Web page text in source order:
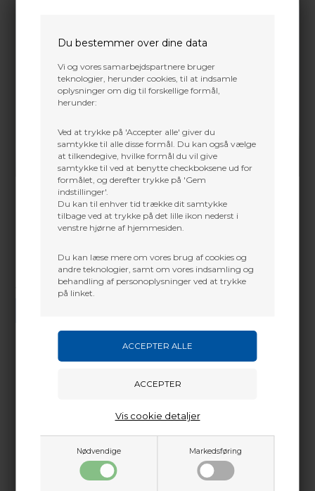
Du bestemmer over dine data
Vi og vores samarbejdspartnere bruger
teknologier, herunder cookies, til at indsamle
oplysninger om dig til forskellige formål,
herunder:
Ved at trykke på 'Accepter alle' giver du
samtykke til alle disse formål. Du kan også vælge
at tilkendegive, hvilke formål du vil give
samtykke til ved at benytte checkboksene ud for
formålet, og derefter trykke på 'Gem
indstillinger'.
Du kan til enhver tid trække dit samtykke
tilbage ved at trykke på det lille ikon nederst i
venstre hjørne af hjemmesiden.
Du kan læse mere om vores brug af cookies og
andre teknologier, samt om vores indsamling og
behandling af personoplysninger ved at trykke
på linket.
Nødvendige Markedsføring
Vis cookie detaljer
martin@baldurs-archery.dk
+45 9718 3356
Vi gør vores bedste for at besvare alle henvendelser indenfor 24 timer.
Dette passer godt sammen.